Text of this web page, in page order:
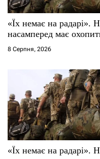
«Їх немає на радарі».
насамперед має
8 Серпня, 2026
«Їх немає на радарі».